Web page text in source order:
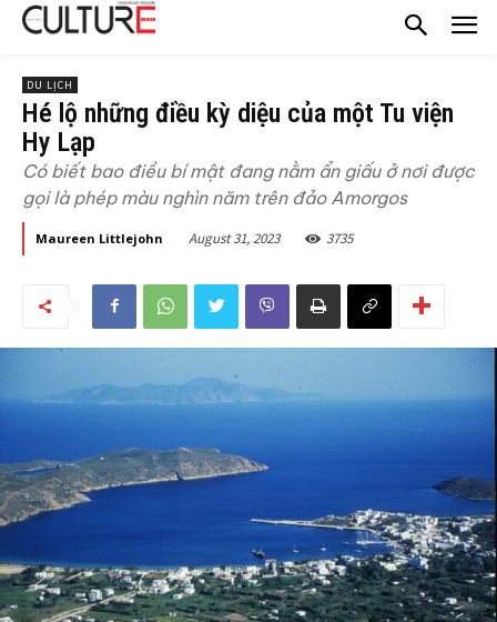
DU LỊCH
Hé lộ những điều kỳ diệu của một Tu viện
Hy Lạp
Có biết bao điều bí mật đang nằm ẩn giấu ở nơi được
gọi là phép màu nghìn năm trên đảo Amorgos
Maureen Littlejohn August 31, 2023 3735